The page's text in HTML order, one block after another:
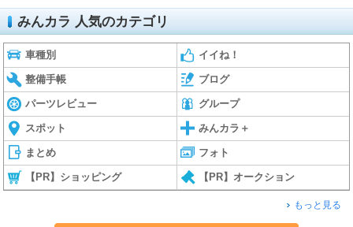
みんカラ 人気のカテゴリ
車種別 イイね！
整備手帳 ブログ
パーツレビュー グループ
スポット みんカラ＋
まとめ フォト
【PR】ショッピング 【PR】オークション
もっと見る